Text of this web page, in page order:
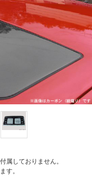
属しておりません。
す。